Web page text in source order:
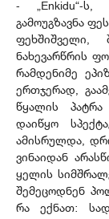
- „Enkidu“-
გამოუგზავნა
ფეხშიშველი,
ნახევარწრის
რამდენიმე
ერთჯერად,
წყალის
დაიწყო
ამისრულდა,
ვინაიდან
ყელის
შემეცოდნენ
რა ექნათ: